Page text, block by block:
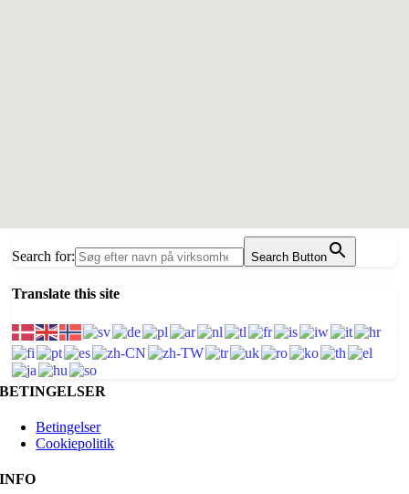
Search for: Search Button
Translate this site
BETINGELSER
Betingelser
Cookiepolitik
INFO